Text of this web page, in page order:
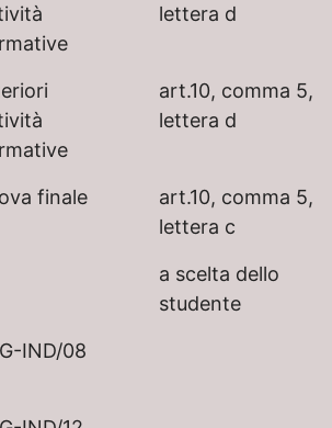
lettera d
art.10, comma 5,
lettera d
finale
art.10, comma 5,
lettera c
a scelta dello
studente
IND/08